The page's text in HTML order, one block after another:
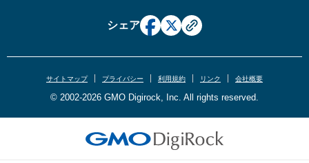
シェア
サイトマップ プライバシー 利用規約 リンク 会社概要
© 2002-2026 GMO Digirock, Inc. All rights reserved.